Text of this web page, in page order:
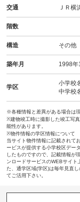
交通 ＪＲ横
階数
構造 その他
築年月 1998年
学区
小学校
中学校
※各種情報と差異がある場合は
※建物竣工時に撮影した竣工写
能性があります。
※物件情報の学区情報について
当サイト物件情報に記載されて
ービスが提供する小学校区デー
したものですので、記載情報が
ンロードサービスのWEBサイト
た、通学区域(学区)は毎年見直
てご活用下さい。